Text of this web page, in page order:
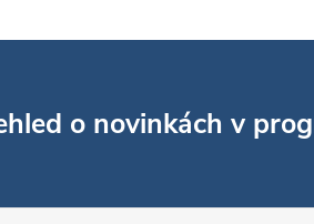
o novinkách v